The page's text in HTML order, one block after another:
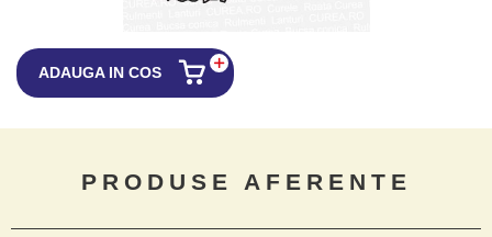
ADAUGA IN COS
PRODUSE AFERENTE